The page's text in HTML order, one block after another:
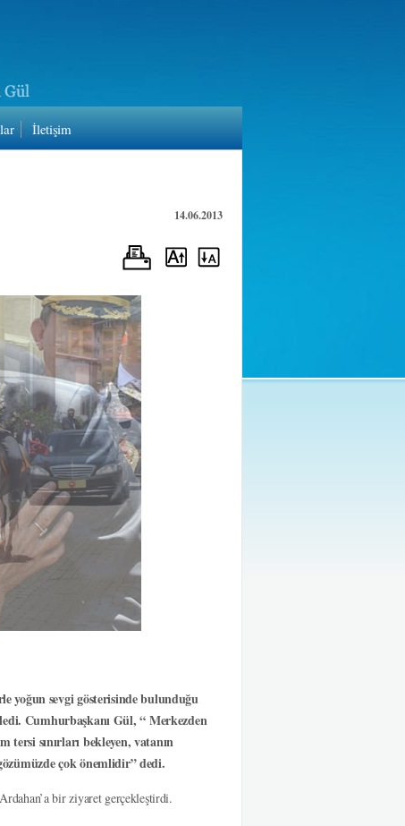
İletişim
14.06.2013
yoğun sevgi gösterisinde bulunduğu
Cumhurbaşkanı Gül, “ Merkezden
sınırları bekleyen, vatanın
çok önemlidir” dedi.
bir ziyaret gerçekleştirdi.